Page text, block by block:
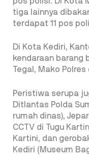
tiga lainnya
terdapat 11 pos
Di Kota Kediri,
kendaraan barang
Tegal, Mako
Peristiwa serupa
Ditlantas Polda
rumah dinas),
CCTV di Tugu
Kartini, dan
Kediri (Museum